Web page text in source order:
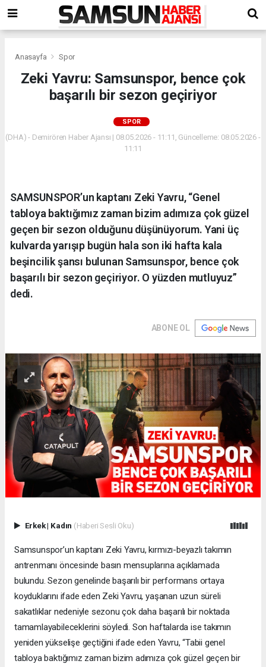
Anasayfa Spor
Zeki Yavru: Samsunspor, bence çok
başarılı bir sezon geçiriyor
SPOR
(DHA) - Demirören Haber Ajansı | 08.05.2026 - 11:11, Güncelleme: 08.05.2026 -
11:11
SAMSUNSPOR’un kaptanı Zeki Yavru, “Genel
tabloya baktığımız zaman bizim adımıza çok güzel
geçen bir sezon olduğunu düşünüyorum. Yani üç
kulvarda yarışıp bugün hala son iki hafta kala
beşincilik şansı bulunan Samsunspor, bence çok
başarılı bir sezon geçiriyor. O yüzden mutluyuz”
dedi.
ABONE OL
Erkek| Kadın (Haberi Sesli Oku)
Samsunspor’un kaptanı Zeki Yavru, kırmızı-beyazlı takımın
antrenmanı öncesinde basın mensuplarına açıklamada
bulundu. Sezon genelinde başarılı bir performans ortaya
koyduklarını ifade eden Zeki Yavru, yaşanan uzun süreli
sakatlıklar nedeniyle sezonu çok daha başarılı bir noktada
tamamlayabileceklerini söyledi. Son haftalarda ise takımın
yeniden yükselişe geçtiğini ifade eden Yavru, “Tabii genel
tabloya baktığımız zaman bizim adımıza çok güzel geçen bir